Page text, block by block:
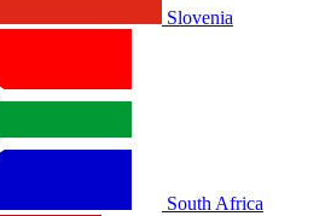
Slovenia
South Africa